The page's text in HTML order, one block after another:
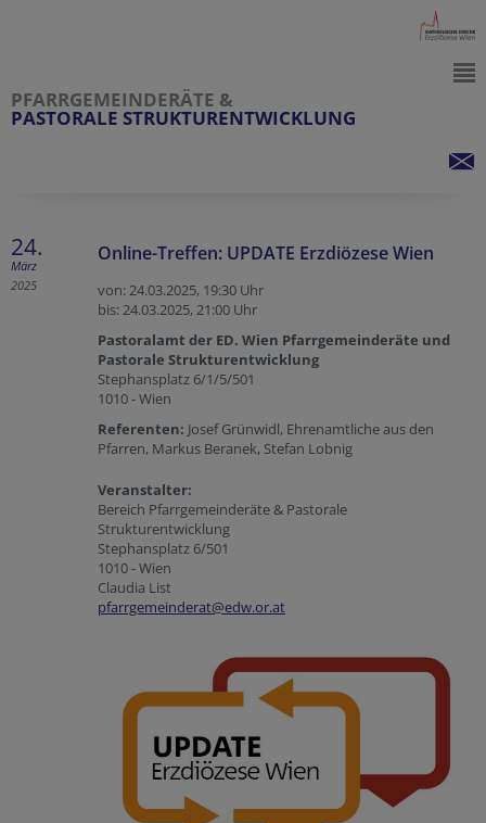
PFARRGEMEINDERÄTE &
PASTORALE STRUKTURENTWICKLUNG
24.
März
2025
Online-Treffen: UPDATE Erzdiözese Wien
von: 24.03.2025, 19:30 Uhr
bis: 24.03.2025,21:00 Uhr
Pastoralamt der ED. Wien Pfarrgemeinderäte und
Pastorale Strukturentwicklung
Stephansplatz 6/1/5/501
1010 - Wien
Referenten: Josef Grünwidl, Ehrenamtliche aus den
Pfarren, Markus Beranek, Stefan Lobnig
Veranstalter:
Bereich Pfarrgemeinderäte & Pastorale
Strukturentwicklung
Stephansplatz 6/501
1010 - Wien
Claudia List
pfarrgemeinderat@edw.or.at